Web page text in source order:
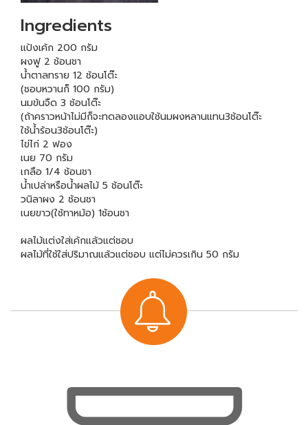
Ingredients
แป้งเค้ก 200 กรัม
ผงฟู 2 ช้อนชา
น้ำตาลทราย 12 ช้อนโต๊ะ
(ชอบหวานก็ 100 กรัม)
นมข้นจืด 3 ช้อนโต๊ะ
(ถ้าคราวหน้าไม่มีก็จะทดลองแอบใช้นมผงหลานแทน3ช้อนโต๊ะ
ใช้น้ำร้อน3ช้อนโต๊ะ)
ไข่ไก่ 2 ฟอง
เนย 70 กรัม
เกลือ 1/4 ช้อนชา
น้ำเปล่าหรือน้ำผลไม้ 5 ช้อนโต๊ะ
วนิลาผง 2 ช้อนชา
เนยขาว(ใช้ทาหม้อ) 1ช้อนชา
ผลไม้แต่งใส่เค้กแล้วแต่ชอบ
ผลไม้ที่ใช้ใส่ปริมาณแล้วแต่ชอบ แต่ไม่ควรเกิน 50 กรัม